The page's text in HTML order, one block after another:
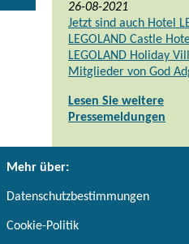
26-08-2021
Jetzt sind auch Hotel
LEGOLAND Castle
LEGOLAND Holiday
Mitglieder von God
Lesen Sie weitere
Pressemeldungen
Mehr über:
Datenschutzbestimmungen
Cookie-Politik